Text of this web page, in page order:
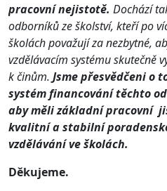
pracovní nejistotě. Dochází
odborníků ze školství, kteří po
školách považují za nezbytné,
vzdělávacím systému skutečně
k činům. Jsme přesvědčeni o
systém financování těchto
aby měli základní pracovní
kvalitní a stabilní
vzdělávání ve školách.
Děkujeme.